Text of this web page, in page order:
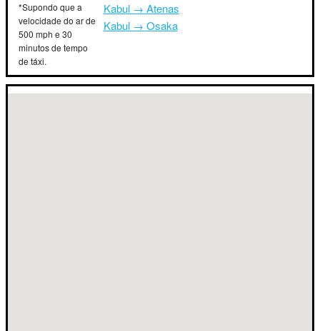
*Supondo que a
velocidade do ar de
500 mph e 30
minutos de tempo
de táxi.
Kabul → Atenas
Kabul → Osaka